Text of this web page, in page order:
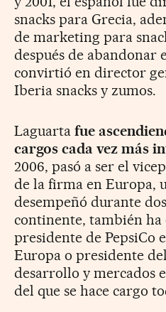
snacks para Grecia,
de marketing para
después de abandonar
convirtió en director
Iberia snacks y zumos.
Laguarta fue
cargos cada vez más
2006, pasó a ser el
de la firma en Europa,
desempeñó durante
continente, también ha
presidente de PepsiCo
Europa o presidente
desarrollo y mercados
del que se hace cargo